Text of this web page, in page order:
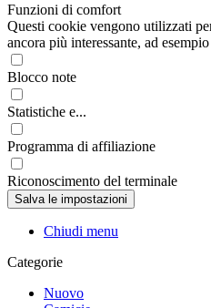
Funzioni di comfort
Questi cookie vengono utilizzati
ancora più interessante, ad
Blocco note
Statistiche e...
Programma di affiliazione
Riconoscimento del terminale
Chiudi menu
Categorie
Nuovo